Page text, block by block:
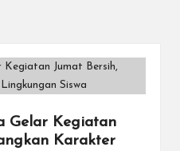
Gelar Kegiatan
Karakter